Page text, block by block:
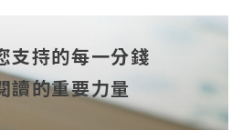
博
支持的每一分錢
讀的重要力量